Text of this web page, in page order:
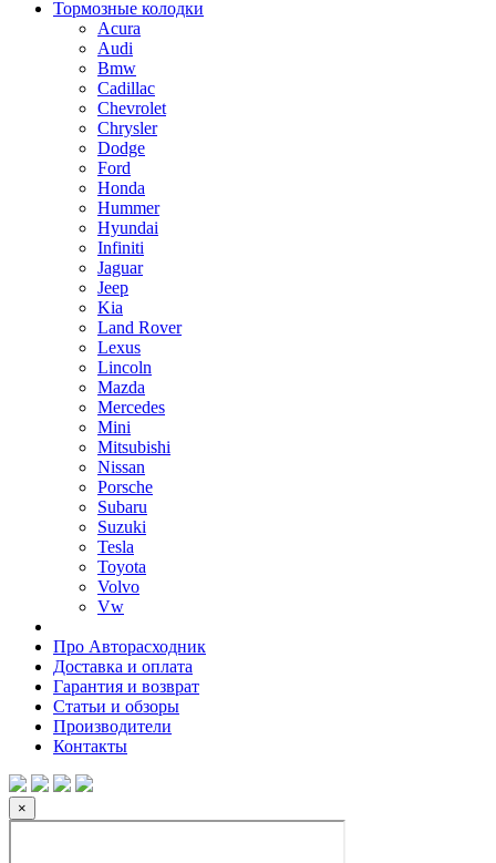
Тормозные колодки
Acura
Audi
Bmw
Cadillac
Chevrolet
Chrysler
Dodge
Ford
Honda
Hummer
Hyundai
Infiniti
Jaguar
Jeep
Kia
Land Rover
Lexus
Lincoln
Mazda
Mercedes
Mini
Mitsubishi
Nissan
Porsche
Subaru
Suzuki
Tesla
Toyota
Volvo
Vw
Про Авторасходник
Доставка и оплата
Гарантия и возврат
Статьи и обзоры
Производители
Контакты
×